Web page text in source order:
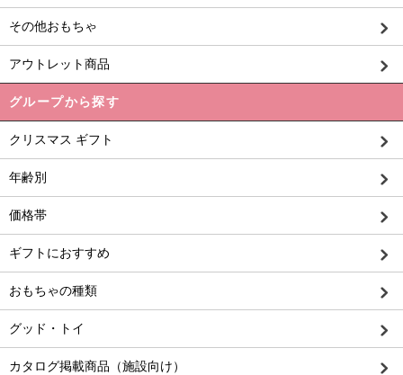
その他おもちゃ
アウトレット商品
グループから探す
クリスマス ギフト
年齢別
価格帯
ギフトにおすすめ
おもちゃの種類
グッド・トイ
カタログ掲載商品（施設向け）